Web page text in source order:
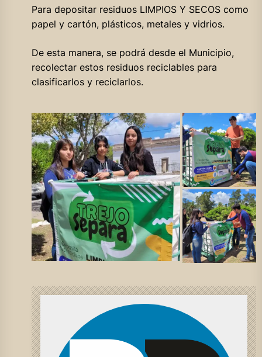
Para depositar residuos LIMPIOS Y SECOS como
papel y cartón, plásticos, metales y vidrios.
De esta manera, se podrá desde el Municipio,
recolectar estos residuos reciclables para
clasificarlos y reciclarlos.